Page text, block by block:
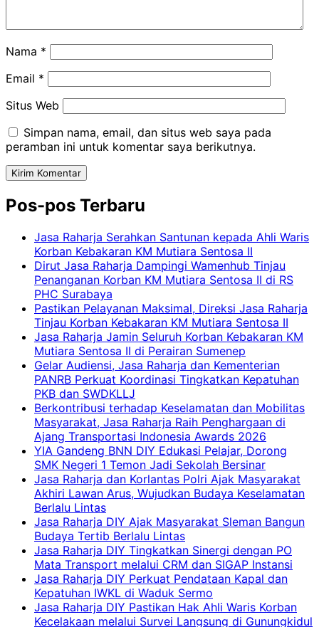
Nama *
Email *
Situs Web
Simpan nama, email, dan situs web saya pada
peramban ini untuk komentar saya berikutnya.
Pos-pos Terbaru
Jasa Raharja Serahkan Santunan kepada Ahli Waris
Korban Kebakaran KM Mutiara Sentosa II
Dirut Jasa Raharja Dampingi Wamenhub Tinjau
Penanganan Korban KM Mutiara Sentosa II di RS
PHC Surabaya
Pastikan Pelayanan Maksimal, Direksi Jasa Raharja
Tinjau Korban Kebakaran KM Mutiara Sentosa II
Jasa Raharja Jamin Seluruh Korban Kebakaran KM
Mutiara Sentosa II di Perairan Sumenep
Gelar Audiensi, Jasa Raharja dan Kementerian
PANRB Perkuat Koordinasi Tingkatkan Kepatuhan
PKB dan SWDKLLJ
Berkontribusi terhadap Keselamatan dan Mobilitas
Masyarakat, Jasa Raharja Raih Penghargaan di
Ajang Transportasi Indonesia Awards 2026
YIA Gandeng BNN DIY Edukasi Pelajar, Dorong
SMK Negeri 1 Temon Jadi Sekolah Bersinar
Jasa Raharja dan Korlantas Polri Ajak Masyarakat
Akhiri Lawan Arus, Wujudkan Budaya Keselamatan
Berlalu Lintas
Jasa Raharja DIY Ajak Masyarakat Sleman Bangun
Budaya Tertib Berlalu Lintas
Jasa Raharja DIY Tingkatkan Sinergi dengan PO
Mata Transport melalui CRM dan SIGAP Instansi
Jasa Raharja DIY Perkuat Pendataan Kapal dan
Kepatuhan IWKL di Waduk Sermo
Jasa Raharja DIY Pastikan Hak Ahli Waris Korban
Kecelakaan melalui Survei Langsung di Gunungkidul